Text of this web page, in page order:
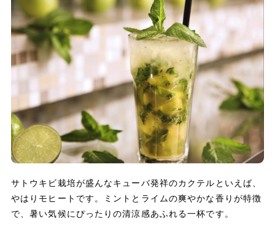
サトウキビ栽培が盛んなキューバ発祥のカクテルといえば、
やはりモヒートです。ミントとライムの爽やかな香りが特徴
で、暑い気候にぴったりの清涼感あふれる一杯です。